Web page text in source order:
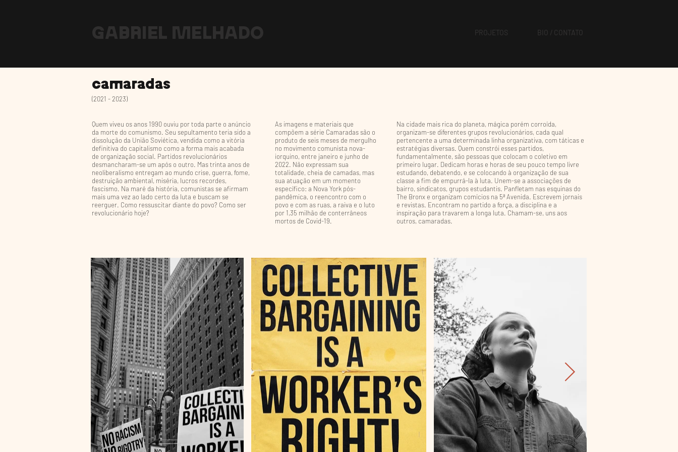
GABRIEL MELHADO PROJETOS BIO / CONTATO
camaradas
(2021 - 2023)
Quem viveu os anos 1990 ouviu por toda parte o anúncio
da morte do comunismo. Seu sepultamento teria sido a
dissolução da União Soviética, vendida como a vitória
definitiva do capitalismo como a forma mais acabada
de organização social. Partidos revolucionários
desmancharam-se um após o outro. Mas trinta anos de
neoliberalismo entregam ao mundo crise, guerra, fome,
destruição ambiental, miséria, lucros recordes,
fascismo. Na maré da história, comunistas se afirmam
mais uma vez ao lado certo da luta e buscam se
reerguer. Como ressuscitar diante do povo? Como ser
revolucionário hoje?
As imagens e materiais que
compõem a série Camaradas são o
produto de seis meses de mergulho
no movimento comunista nova-
iorquino, entre janeiro e junho de
2022. Não expressam sua
totalidade, cheia de camadas, mas
sua atuação em um momento
específico: a Nova York pós-
pandêmica, o reencontro com o
povo e com as ruas, a raiva e o luto
por 1,35 milhão de conterrâneos
mortos de Covid-19.
Na cidade mais rica do planeta, mágica porém corroída,
organizam-se diferentes grupos revolucionários, cada qual
pertencente a uma determinada linha organizativa, com táticas e
estratégias diversas. Quem constrói esses partidos,
fundamentalmente, são pessoas que colocam o coletivo em
primeiro lugar. Dedicam horas e horas de seu pouco tempo livre
estudando, debatendo, e se colocando à organização de sua
classe a fim de empurrá-la à luta. Unem-se a associações de
bairro, sindicatos, grupos estudantis. Panfletam nas esquinas do
The Bronx e organizam comícios na 5ª Avenida. Escrevem jornais
e revistas. Encontram no partido a força, a disciplina e a
inspiração para travarem a longa luta. Chamam-se, uns aos
outros, camaradas.